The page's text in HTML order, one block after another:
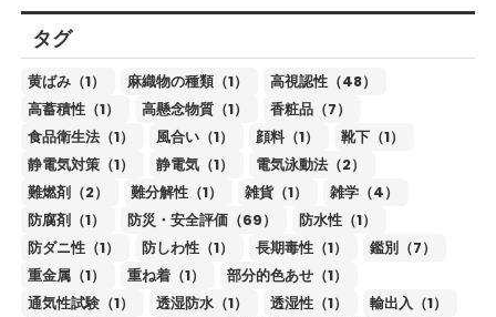
タグ
黄ばみ（1） 麻織物の種類（1）
高視認性（48）
高蓄積性（1）
高懸念物質（1）
香粧品（7）
食品衛生法（1）
風合い（1） 顔料（1）
靴下（1）
静電気対策（1）
静電気（1）
電気泳動法（2）
難燃剤（2）
難分解性（1） 雑貨（1）
雑学（4）
防腐剤（1）
防災・安全評価（69）
防水性（1）
防ダニ性（1）
防しわ性（1） 長期毒性（1）
鑑別（7）
重金属（1）
重ね着（1）
部分的色あせ（1）
通気性試験（1）
透湿防水（1） 透湿性（1）
輸出入（1）